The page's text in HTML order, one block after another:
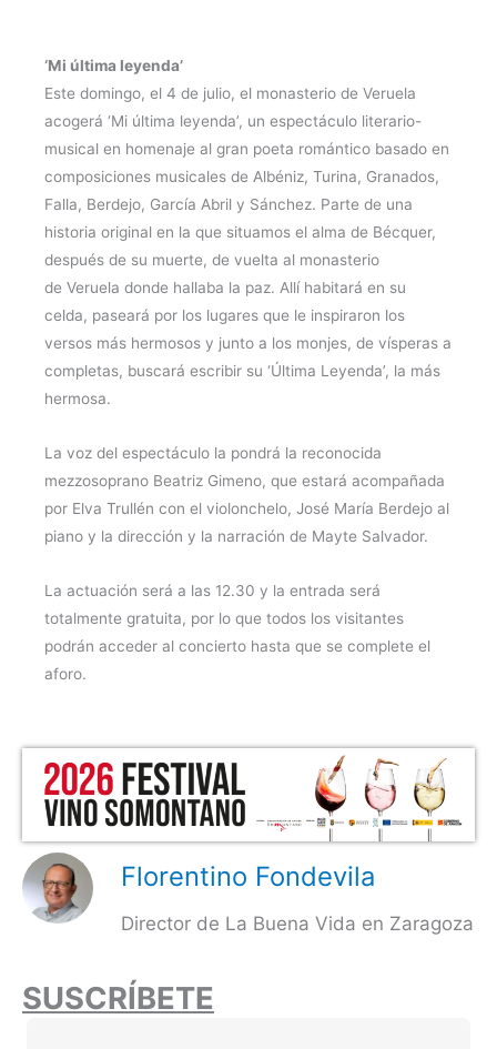
‘Mi última leyenda’
Este domingo, el 4 de julio, el monasterio de Veruela
acogerá ‘Mi última leyenda’, un espectáculo literario-
musical en homenaje al gran poeta romántico basado en
composiciones musicales de Albéniz, Turina, Granados,
Falla, Berdejo, García Abril y Sánchez. Parte de una
historia original en la que situamos el alma de Bécquer,
después de su muerte, de vuelta al monasterio
de Veruela donde hallaba la paz. Allí habitará en su
celda, paseará por los lugares que le inspiraron los
versos más hermosos y junto a los monjes, de vísperas a
completas, buscará escribir su ‘Última Leyenda’, la más
hermosa.
La voz del espectáculo la pondrá la reconocida
mezzosoprano Beatriz Gimeno, que estará acompañada
por Elva Trullén con el violonchelo, José María Berdejo al
piano y la dirección y la narración de Mayte Salvador.
La actuación será a las 12.30 y la entrada será
totalmente gratuita, por lo que todos los visitantes
podrán acceder al concierto hasta que se complete el
aforo.
Florentino Fondevila
Director de La Buena Vida en Zaragoza
SUSCRÍBETE